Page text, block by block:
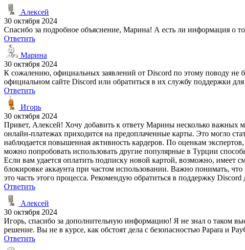
Алексей
30 октября 2024
Спасибо за подробное объяснение, Марина! А есть ли информация о
Ответить
Марина
30 октября 2024
К сожалению, официальных заявлений от Discord по этому поводу не
официальном сайте Discord или обратиться в их службу поддержки
Ответить
Игорь
30 октября 2024
Привет, Алексей! Хочу добавить к ответу Марины несколько важных
онлайн-платежах приходится на предоплаченные карты. Это могло
наблюдается повышенная активность кардеров. По оценкам
можно попробовать использовать другие популярные в Турции
Если вам удается оплатить подписку новой картой, возможно,
блокировке аккаунта при частом использовании. Важно понимать,
это часть этого процесса. Рекомендую обратиться в поддержку
Ответить
Алексей
30 октября 2024
Игорь, спасибо за дополнительную информацию! Я не знал о таком
решение. Вы не в курсе, как обстоят дела с безопасностью Papara и
Ответить